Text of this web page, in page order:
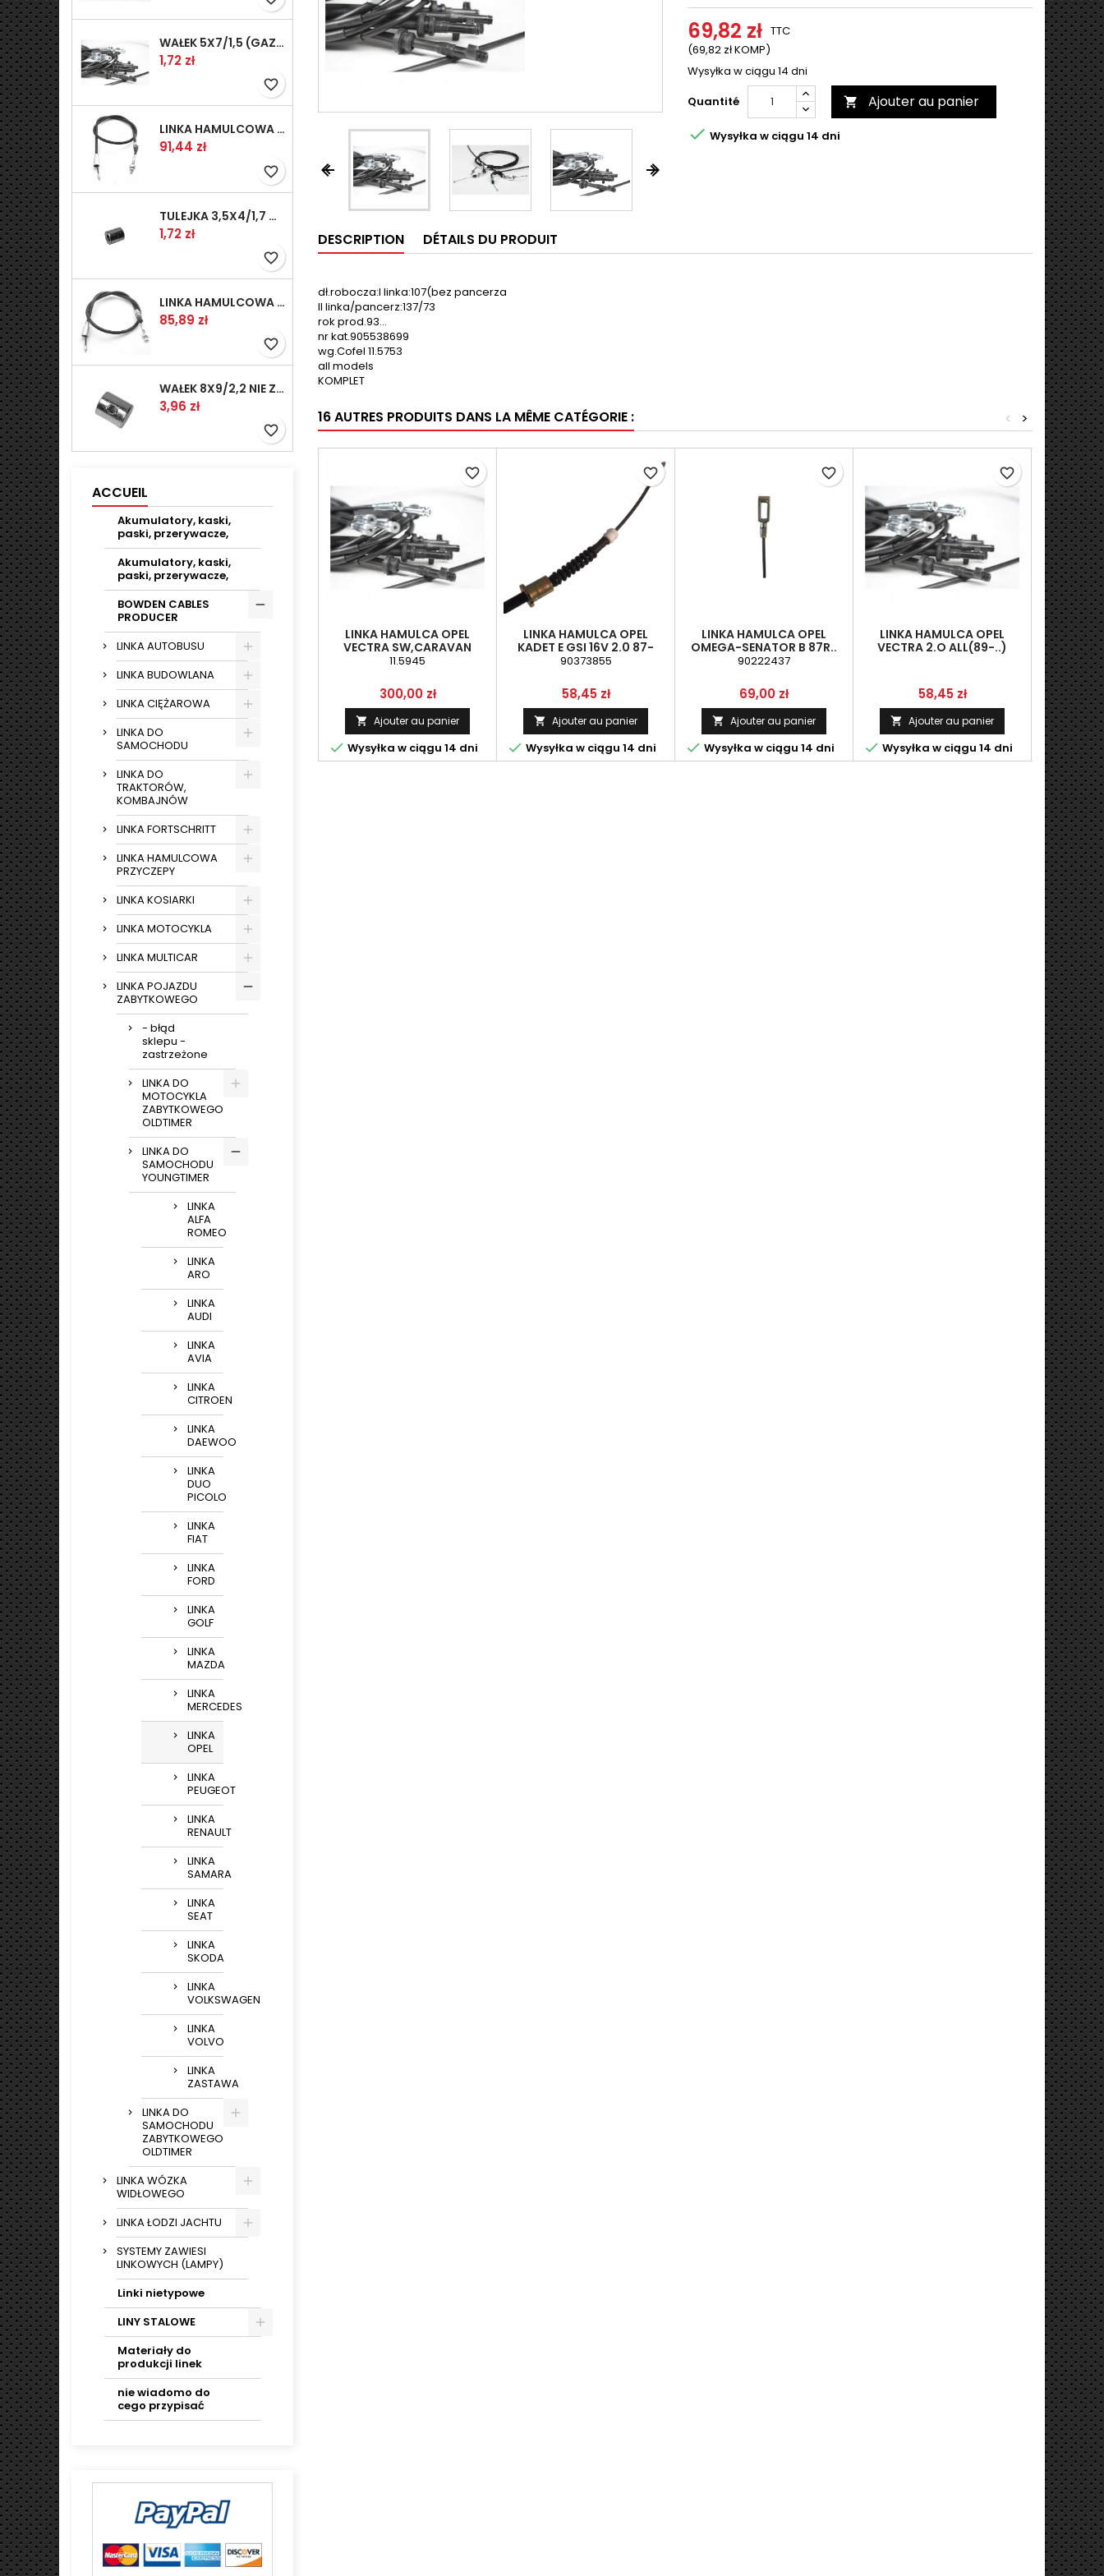
WAŁEK 5X7/1,5 (GAZ WSK)(PR5)
Prix
1,72 zł
favorite_border
LINKA HAMULCOWA PRZYCZEPY KNOTT 1240/1030 33921-1.11S
Prix
91,44 zł
favorite_border
TULEJKA 3,5X4/1,7 GAZÓW -OCYNK
Prix
1,72 zł
favorite_border
LINKA HAMULCOWA PRZYCZEPY KNOTT 1040/830 33921-1.07S
Prix
85,89 zł
favorite_border
WAŁEK 8X9/2,2 NIE ZAMAWIAĆ
Prix
3,96 zł
favorite_border
ACCUEIL
Akumulatory, kaski,
paski, przerywacze,
Akumulatory, kaski,
paski, przerywacze,
BOWDEN CABLES
PRODUCER
LINKA AUTOBUSU
LINKA BUDOWLANA
LINKA CIĘŻAROWA
LINKA DO
SAMOCHODU
LINKA DO
TRAKTORÓW,
KOMBAJNÓW
LINKA FORTSCHRITT
LINKA HAMULCOWA
PRZYCZEPY
LINKA KOSIARKI
LINKA MOTOCYKLA
LINKA MULTICAR
LINKA POJAZDU
ZABYTKOWEGO
- błąd
sklepu -
zastrzeżone
LINKA DO
MOTOCYKLA
ZABYTKOWEGO
OLDTIMER
LINKA DO
SAMOCHODU
YOUNGTIMER
LINKA
ALFA
ROMEO
LINKA
ARO
LINKA
AUDI
LINKA
AVIA
LINKA
CITROEN
LINKA
DAEWOO
LINKA
DUO
PICOLO
LINKA
FIAT
LINKA
FORD
LINKA
GOLF
LINKA
MAZDA
LINKA
MERCEDES
LINKA
OPEL
LINKA
PEUGEOT
LINKA
RENAULT
LINKA
SAMARA
LINKA
SEAT
LINKA
SKODA
LINKA
VOLKSWAGEN
LINKA
VOLVO
LINKA
ZASTAWA
LINKA DO
SAMOCHODU
ZABYTKOWEGO
OLDTIMER
LINKA WÓZKA
WIDŁOWEGO
LINKA ŁODZI JACHTU
SYSTEMY ZAWIESI
LINKOWYCH (LAMPY)
Linki nietypowe
LINY STALOWE
Materiały do
produkcji linek
nie wiadomo do
cego przypisać
 
 
69,82 zł
(69,82 zł KOMP)
TTC
Wysyłka w ciągu 14 dni
Quantité
 Ajouter au panier
 Wysyłka w ciągu 14 dni
DESCRIPTION DÉTAILS DU PRODUIT
dł.robocza:I linka:107(bez pancerza
II linka/pancerz:137/73
rok prod.93...
nr kat.905538699
wg.Cofel 11.5753
all models
KOMPLET
16 AUTRES PRODUITS DANS LA MÊME CATÉGORIE : >
<
LINKA HAMULCA OPEL
VECTRA SW,CARAVAN
BZ,DS SIGNUM,RĘCZNY,
11.5945
Prix
300,00 zł
 Ajouter au panier
 Wysyłka w ciągu 14 dni
favorite_border
LINKA HAMULCA OPEL
KADET E GSI 16V 2.0 87-
90373855
Prix
58,45 zł
 Ajouter au panier
 Wysyłka w ciągu 14 dni
favorite_border
LINKA HAMULCA OPEL
OMEGA-SENATOR B 87R..
90222437
Prix
69,00 zł
 Ajouter au panier
 Wysyłka w ciągu 14 dni
favorite_border
LINKA HAMULCA OPEL
VECTRA 2.O ALL(89-..)
Prix
58,45 zł
 Ajouter au panier
 Wysyłka w ciągu 14 dni
favorite_border
LINKA
KADET

